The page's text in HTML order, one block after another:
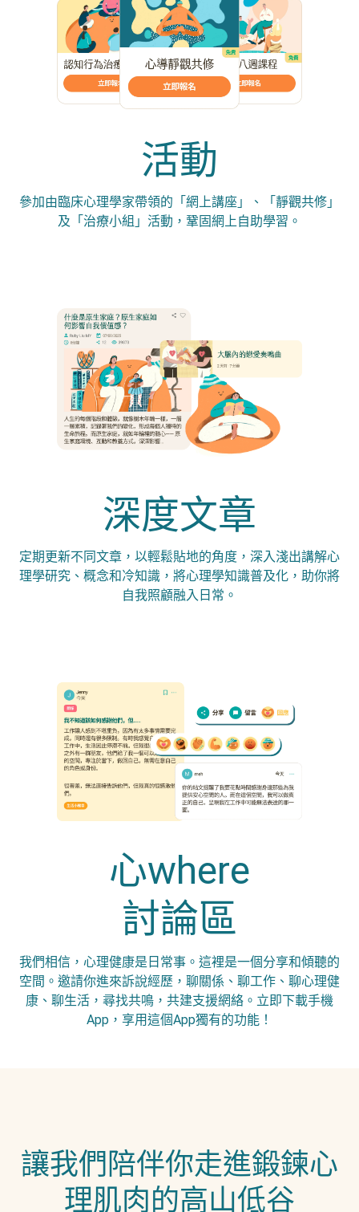
活動
參加由臨床心理學家帶領的「網上講座」、「靜觀共修」
及「治療小組」活動，鞏固網上自助學習。
深度文章
定期更新不同文章，以輕鬆貼地的角度，深入淺出講解心
理學研究、概念和冷知識，將心理學知識普及化，助你將
自我照顧融入日常。
心where
討論區
我們相信，心理健康是日常事。這裡是一個分享和傾聽的
空間。邀請你進來訴說經歷，聊關係、聊工作、聊心理健
康、聊生活，尋找共鳴，共建支援網絡。立即下載手機
App，享用這個App獨有的功能！
讓我們陪伴你走進鍛鍊心
理肌肉的高山低谷